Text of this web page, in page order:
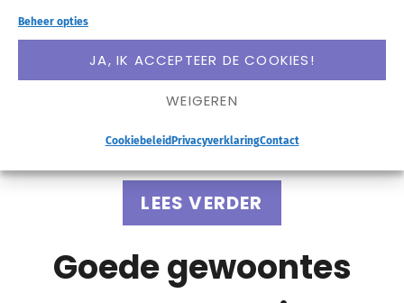
Beheer opties
JA, IK ACCEPTEER DE COOKIES!
WEIGEREN
Cookiebeleid PrivacyverklaringContact
nieuwe gewoontes wil aan- of afleren. Het kan
allemaal in dezelfde app en dat maakt het zo
ideaal! Daarnaast werkt het ook gewoon handig en
snel. Ik ga je er alles over vertellen!
LEES VERDER
Goede gewoontes